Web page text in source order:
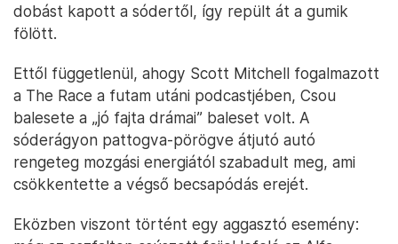
dobást kapott a sódertől, így repült át a gumik
fölött.
Ettől függetlenül, ahogy Scott Mitchell fogalmazott
a The Race a futam utáni podcastjében, Csou
balesete a „jó fajta drámai” baleset volt. A
sóderágyon pattogva-pörögve átjutó autó
rengeteg mozgási energiától szabadult meg, ami
csökkentette a végső becsapódás erejét.
Eközben viszont történt egy aggasztó esemény: